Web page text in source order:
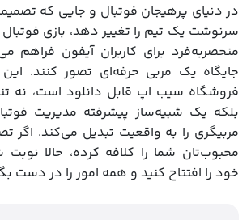
در دنیای پرهیجان فوتبال و جایی که
سرنوشت یک تیم را تغییر دهد، بازی
منحصربه‌فرد برای کاربران آیفون فراهم
جایگاه یک مربی حرفه‌ای تصور کنند.
فروشگاه سیب اپ قابل دانلود است، نه
بلکه یک شبیه‌ساز پیشرفته مدیریت
مربیگری را به واقعیت تبدیل می‌کند. اگر
محبوب‌تان شما را کلافه کرده، حالا
خود را افتتاح کنید و همه امور را در دست